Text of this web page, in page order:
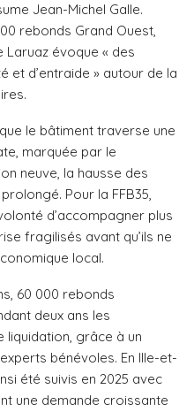
Jean-Michel Galle.
rebonds Grand Ouest,
évoque « des
et d’entraide » autour de la
le bâtiment traverse une
marquée par le
neuve, la hausse des
Pour la FFB35,
d’accompagner plus
fragilisés avant qu’ils ne
local.
60 000 rebonds
deux ans les
liquidation, grâce à un
bénévoles. En Ille-et-
été suivis en 2025 avec
une demande croissante